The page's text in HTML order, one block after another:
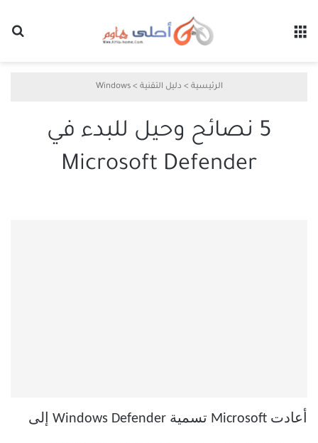
الرئيسية > دليل التقنية >
Windows
5 نصائح وحيل للبدء في
Microsoft Defender
أعادت Microsoft تسمية Windows Defender إلى